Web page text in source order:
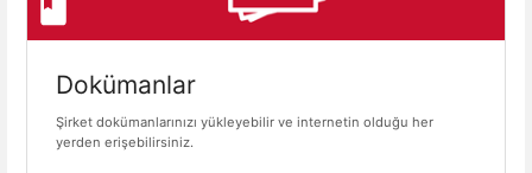
Dokümanlar
Şirket dokümanlarınızı yükleyebilir ve internetin olduğu her
yerden erişebilirsiniz.